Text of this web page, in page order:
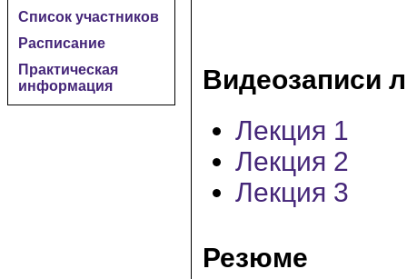
Список участников
Расписание
Практическая
информация
Видеозаписи
Лекция 1
Лекция 2
Лекция 3
Резюме